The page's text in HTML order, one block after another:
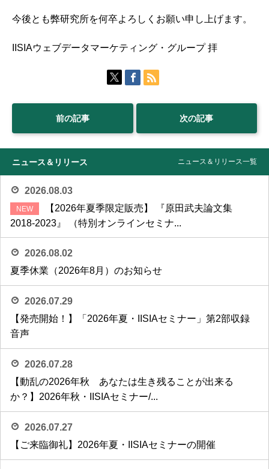
今後とも弊研究所を何卒よろしくお願い申し上げます。
IISIAウェブデータマーケティング・グループ 拝
前の記事 次の記事
ニュース＆リリース ニュース＆リリース一覧
2026.08.03
【2026年夏季限定販売】 『原田武夫論文集
2018-2023』 （特別オンラインセミナ...
2026.08.02
夏季休業（2026年8月）のお知らせ
2026.07.29
【発売開始！】「2026年夏・IISIAセミナー」第2部収録
音声
2026.07.28
【動乱の2026年秋 あなたは生き残ることが出来る
か？】2026年秋・IISIAセミナー/...
2026.07.27
【ご来臨御礼】2026年夏・IISIAセミナーの開催